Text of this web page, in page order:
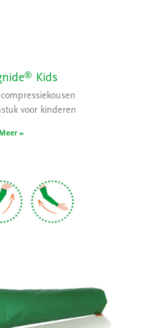
® Kids
voor kinderen
»